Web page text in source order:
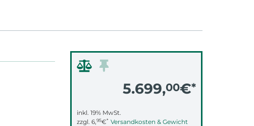
5.699,00€*
inkl. 19% MwSt.
zzgl. 6,95€* Versandkosten & Gewicht